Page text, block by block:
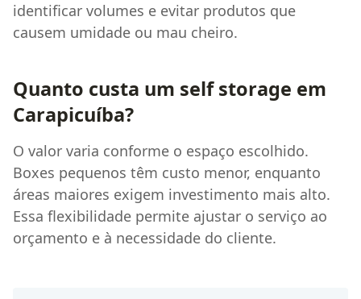
identificar volumes e evitar produtos que
causem umidade ou mau cheiro.
Quanto custa um self storage em
Carapicuíba?
O valor varia conforme o espaço escolhido.
Boxes pequenos têm custo menor, enquanto
áreas maiores exigem investimento mais alto.
Essa flexibilidade permite ajustar o serviço ao
orçamento e à necessidade do cliente.